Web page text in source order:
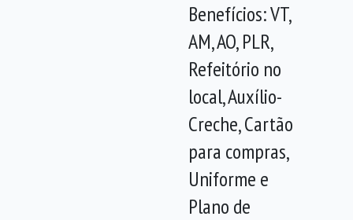
Benefícios: VT,
AM, AO, PLR,
Refeitório no
local, Auxílio-
Creche, Cartão
para compras,
Uniforme e
Plano de